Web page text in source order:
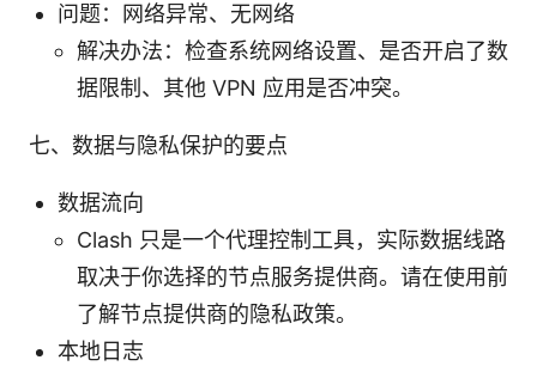
问题：网络异常、无网络
解决办法：检查系统网络设置、是否开启了数
据限制、其他 VPN 应用是否冲突。
七、数据与隐私保护的要点
数据流向
Clash 只是一个代理控制工具，实际数据线路
取决于你选择的节点服务提供商。请在使用前
了解节点提供商的隐私政策。
本地日志